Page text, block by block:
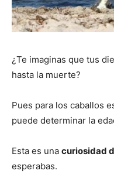
¿Te imaginas que tus
hasta la muerte?
Pues para los caballos
puede determinar la
Esta es una curiosidad
esperabas.